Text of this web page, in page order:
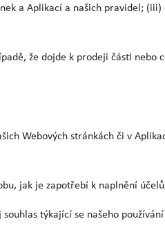
a Aplikací a našich pravidel;
že dojde k prodeji části
Webových stránkách či v
jak je zapotřebí k naplnění
týkající se našeho